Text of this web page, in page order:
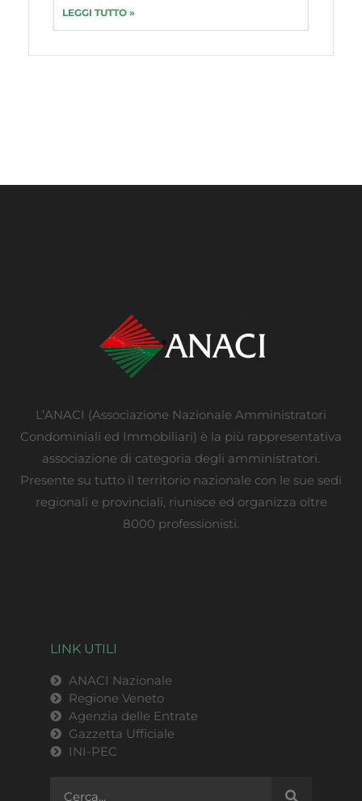
LEGGI TUTTO »
L’ANACI (Associazione Nazionale Amministratori
Condominiali ed Immobiliari) è la più rappresentativa
associazione di categoria degli amministratori.
Presente su tutto il territorio nazionale con le sue sedi
regionali e provinciali, riunisce ed organizza oltre
8000 professionisti.
LINK UTILI
ANACI Nazionale
Regione Veneto
Agenzia delle Entrate
Gazzetta Ufficiale
INI-PEC